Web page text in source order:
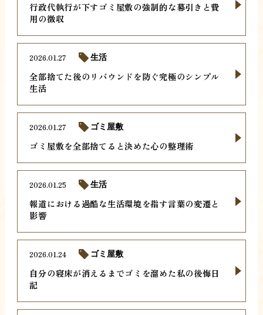
行政代執行が下すゴミ屋敷の強制的な幕引きと費
用の徴収
全部捨てた後のリバウンドを防ぐ究極のシンプル
生活
2026.01.27 生活
ゴミ屋敷を全部捨てると決めた心の整理術
2026.01.27 ゴミ屋敷
報道における過酷な生活環境を指す言葉の変遷と
影響
2026.01.25 生活
自分の寝床が消えるまでゴミを溜めた私の後悔日
記
2026.01.24 ゴミ屋敷